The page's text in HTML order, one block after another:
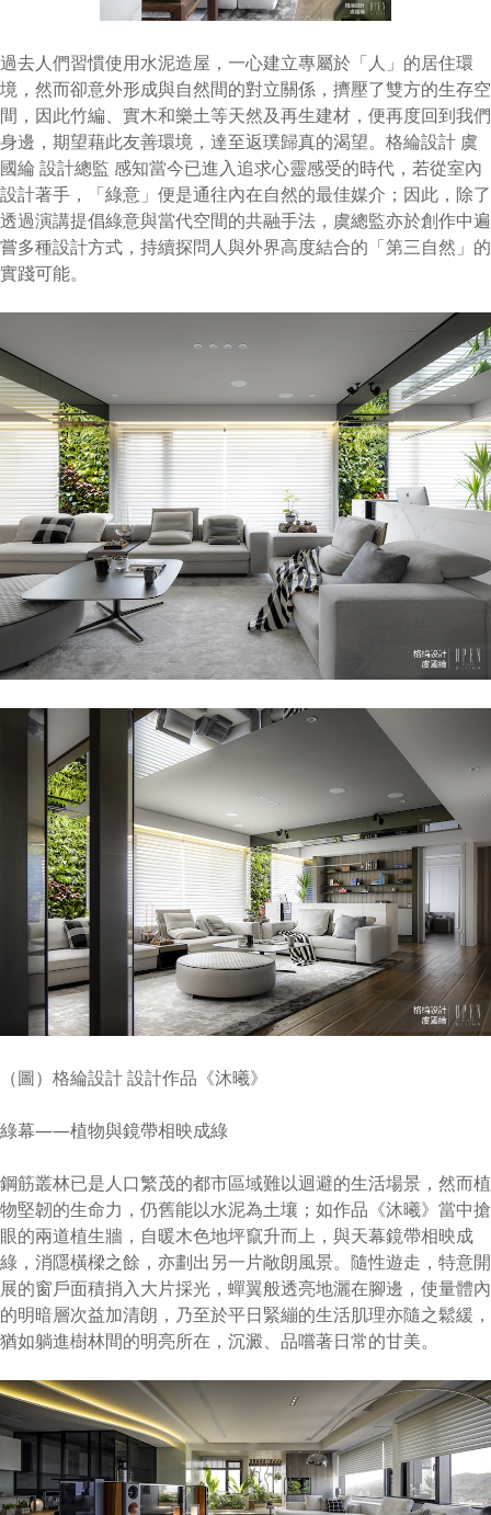
過去人們習慣使用水泥造屋，一心建立專屬於「人」的居住環
境，然而卻意外形成與自然間的對立關係，擠壓了雙方的生存空
間，因此竹編、實木和樂土等天然及再生建材，便再度回到我們
身邊，期望藉此友善環境，達至返璞歸真的渴望。格綸設計 虞
國綸 設計總監 感知當今已進入追求心靈感受的時代，若從室內
設計著手，「綠意」便是通往內在自然的最佳媒介；因此，除了
透過演講提倡綠意與當代空間的共融手法，虞總監亦於創作中遍
嘗多種設計方式，持續探問人與外界高度結合的「第三自然」的
實踐可能。
（圖）格綸設計 設計作品《沐曦》
綠幕——植物與鏡帶相映成綠
鋼筋叢林已是人口繁茂的都市區域難以迴避的生活場景，然而植
物堅韌的生命力，仍舊能以水泥為土壤；如作品《沐曦》當中搶
眼的兩道植生牆，自暖木色地坪竄升而上，與天幕鏡帶相映成
綠，消隱橫樑之餘，亦劃出另一片敞朗風景。隨性遊走，特意開
展的窗戶面積捎入大片採光，蟬翼般透亮地灑在腳邊，使量體內
的明暗層次益加清朗，乃至於平日緊繃的生活肌理亦隨之鬆緩，
猶如躺進樹林間的明亮所在，沉澱、品嚐著日常的甘美。